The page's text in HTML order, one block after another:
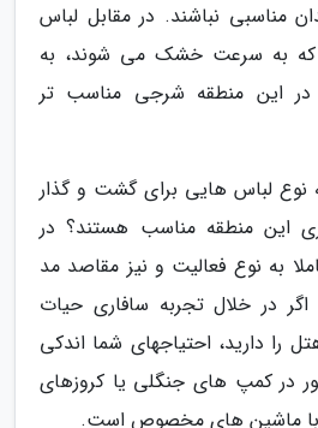
مناسبی نباشند. در مقابل لباس
که به سرعت خشک می شوند، به
این منطقه شرجی مناسب تر
نوع لباس هایی برای گشت و گذار
این منطقه مناسب هستند؟ در
به نوع فعالیت و نیز مقاصد مد
در خلال تجربه سافاری حیات
دارید، احتیاجهای شما اندکی
در کمپ های جنگلی یا کروزهای
با ماشین های مخصوص است.